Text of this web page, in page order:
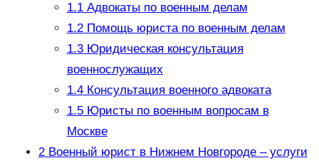
1.1Адвокаты по военным делам
1.2Помощь юриста по военным делам
1.3Юридическая консультация
военнослужащих
1.4Консультация военного адвоката
1.5Юристы по военным вопросам в
Москве
2Военный юрист в Нижнем Новгороде – услуги